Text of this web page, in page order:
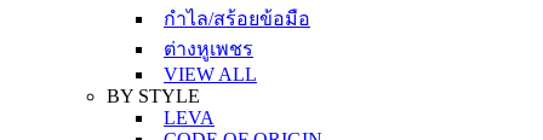
กำไล/สร้อยข้อมือ
ต่างหูเพชร
VIEW ALL
BY STYLE
LEVA